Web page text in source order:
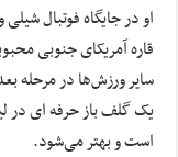
او در جایگاه فوتبال
قاره آمریکای جنوبی
سایر ورزش‌ها در مرحله
یک گلف باز حرفهایدر
است و بهتر می‌شود.